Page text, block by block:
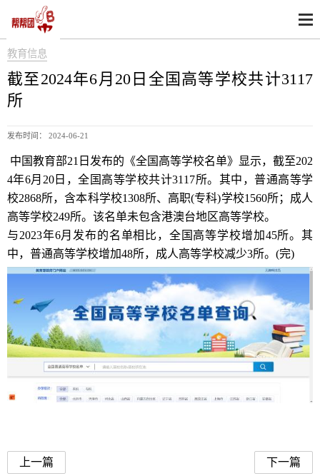
教育信息
截至2024年6月20日全国高等学校共计3117
所
发布时间： 2024-06-21
中国教育部21日发布的《全国高等学校名单》显示，截至202
4年6月20日，全国高等学校共计3117所。其中，普通高等学
校2868所，含本科学校1308所、高职(专科)学校1560所；成人
高等学校249所。该名单未包含港澳台地区高等学校。
与2023年6月发布的名单相比，全国高等学校增加45所。其
中，普通高等学校增加48所，成人高等学校减少3所。(完)
上一篇 下一篇